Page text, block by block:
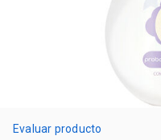
Evaluar producto